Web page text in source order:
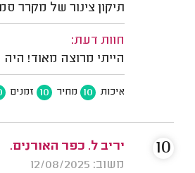
תיקון צינור של מקרר
חוות דעת:
הייתי מרוצה מאוד!
איכות 10 מחיר 10 זמנים
יריב ל. כפר האורנים.
משוב: 12/08/2025
10